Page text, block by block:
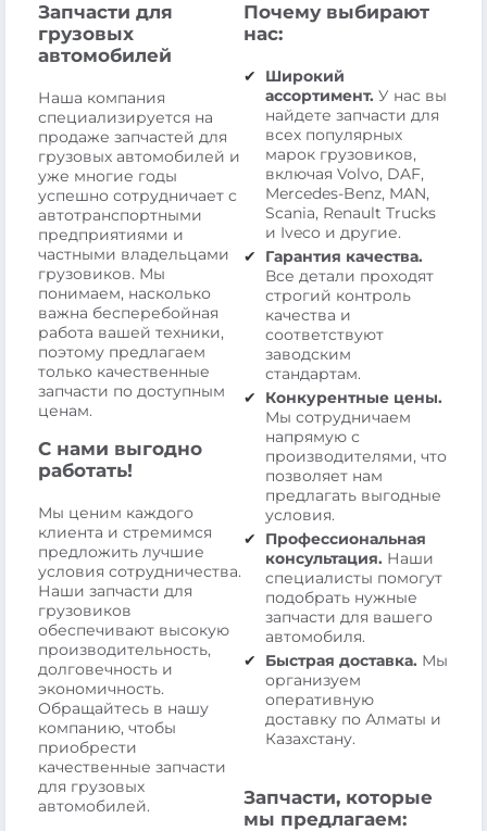
Запчасти для
грузовых
автомобилей
Наша компания
специализируется на
продаже запчастей для
грузовых автомобилей и
уже многие годы
успешно сотрудничает с
автотранспортными
предприятиями и
частными владельцами
грузовиков. Мы
понимаем, насколько
важна бесперебойная
работа вашей техники,
поэтому предлагаем
только качественные
запчасти по доступным
ценам.
С нами выгодно
работать!
Мы ценим каждого
клиента и стремимся
предложить лучшие
условия сотрудничества.
Наши запчасти для
грузовиков
обеспечивают высокую
производительность,
долговечность и
экономичность.
Обращайтесь в нашу
компанию, чтобы
приобрести
качественные запчасти
для грузовых
автомобилей.
Почему выбирают
нас:
Широкий
ассортимент. У нас вы
найдете запчасти для
всех популярных
марок грузовиков,
включая Volvo, DAF,
Mercedes-Benz, MAN,
Scania, Renault Trucks
и Iveco и другие.
Гарантия качества.
Все детали проходят
строгий контроль
качества и
соответствуют
заводским
стандартам.
Конкурентные цены.
Мы сотрудничаем
напрямую с
производителями, что
позволяет нам
предлагать выгодные
условия.
Профессиональная
консультация. Наши
специалисты помогут
подобрать нужные
запчасти для вашего
автомобиля.
Быстрая доставка. Мы
организуем
оперативную
доставку по Алматы и
Казахстану.
Запчасти, которые
мы предлагаем: